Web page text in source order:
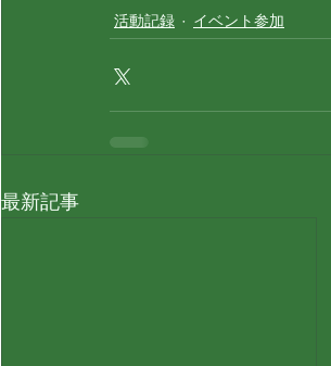
活動記録 イベント参加
最新記事